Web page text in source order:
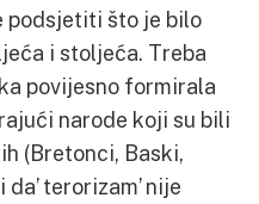
podsjetiti što je bilo
i stoljeća. Treba
povijesno formirala
narode koji su bili
(Bretonci, Baski,
terorizam’ nije